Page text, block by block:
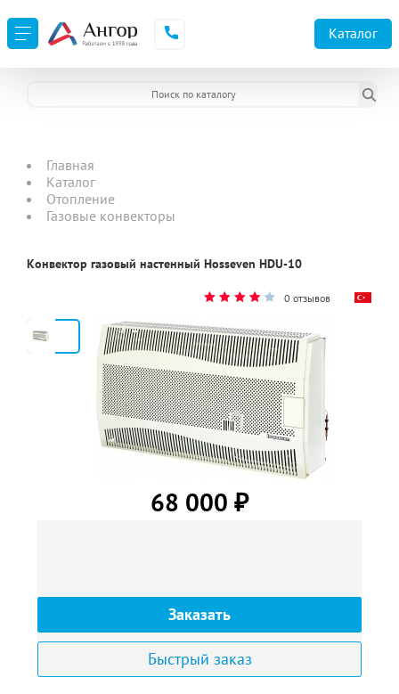
Каталог
Главная
Каталог
Отопление
Газовые конвекторы
Конвектор газовый настенный Hosseven HDU-10
0 отзывов
68 000 ₽
Заказать
Быстрый заказ